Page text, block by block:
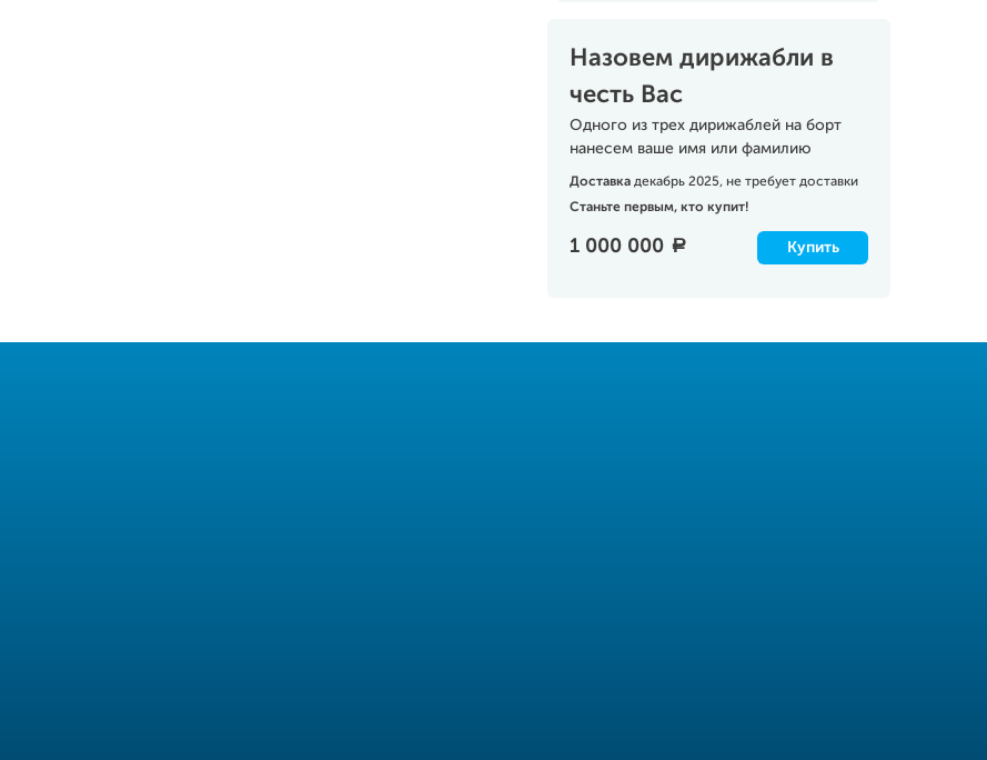
Назовем дирижабли в
честь Вас
Одного из трех дирижаблей на борт
нанесем ваше имя или фамилию
Доставка декабрь 2025, не требует доставки
Станьте первым, кто купит!
1 000 000 a Купить